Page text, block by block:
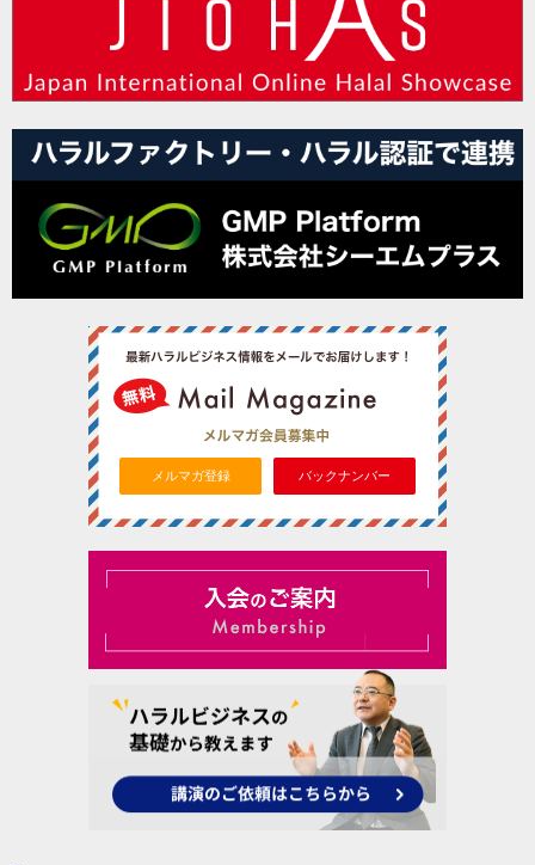
メルマガ登録 バックナンバー